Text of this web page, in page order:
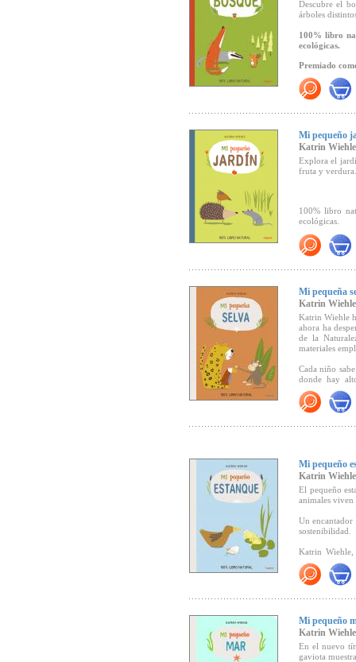
Descubre el
árboles
100% libro
ecológicas.
Premiado
Un punto
Crítica en
Mi pequeño
Katrin Wiehle
Explora el
fruta y
100% libro
ecológicas.
conociendo su
Crítica en
Mi pequeña
Katrin Wiehle
Katrin Wiehle
ahora ha
de la
materiales
Cada niño
donde hay
cálidos,
bosque”, nos
"Una
(Canal Lector).
Mi pequeño
Katrin Wiehle
El pequeño
animales
Un
sostenibilidad.
Katrin
hecho 100%
Con breves
conocimiento
(Canal Lector).
Mi pequeño
Katrin Wiehle
En el nuevo
gaviota